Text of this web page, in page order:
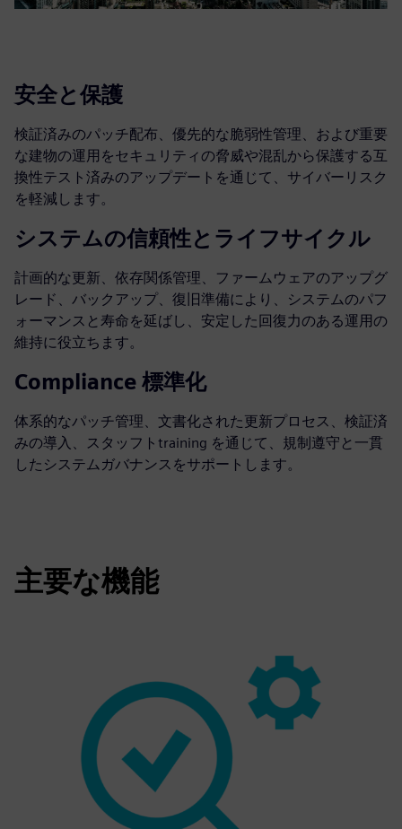
安全と保護
検証済みのパッチ配布、優先的な脆弱性管理、および重要
な建物の運用をセキュリティの脅威や混乱から保護する互
換性テスト済みのアップデートを通じて、サイバーリスク
を軽減します。
システムの信頼性とライフサイクル
計画的な更新、依存関係管理、ファームウェアのアップグ
レード、バックアップ、復旧準備により、システムのパフ
ォーマンスと寿命を延ばし、安定した回復力のある運用の
維持に役立ちます。
Compliance 標準化
体系的なパッチ管理、文書化された更新プロセス、検証済
みの導入、スタッフトtraining を通じて、規制遵守と一貫
したシステムガバナンスをサポートします。
主要な機能